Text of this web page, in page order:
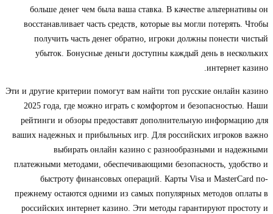
больше денег чем была ваша ставка. В качестве альтернативы он
восстанавливает часть средств, которые вы могли потерять. Чтобы
получить часть денег обратно, игроки должны понести чистый
убыток. Бонусные деньги доступны каждый день в нескольких
интернет казино.
Эти и другие критерии помогут вам найти топ русские онлайн казино
2025 года, где можно играть с комфортом и безопасностью. Наши
рейтинги и обзоры предоставят дополнительную информацию для
ваших надежных и прибыльных игр. Для российских игроков важно
выбирать онлайн казино с разнообразными и надежными
платежными методами, обеспечивающими безопасность, удобство и
быстроту финансовых операций. Карты Visa и MasterCard по-
прежнему остаются одними из самых популярных методов оплаты в
российских интернет казино. Эти методы гарантируют простоту и